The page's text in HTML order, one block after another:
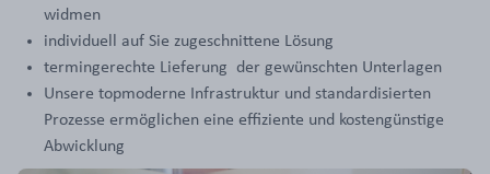
widmen
individuell auf Sie zugeschnittene Lösung
termingerechte Lieferung der gewünschten Unterlagen
Unsere topmoderne Infrastruktur und standardisierten
Prozesse ermöglichen eine effiziente und kostengünstige
Abwicklung